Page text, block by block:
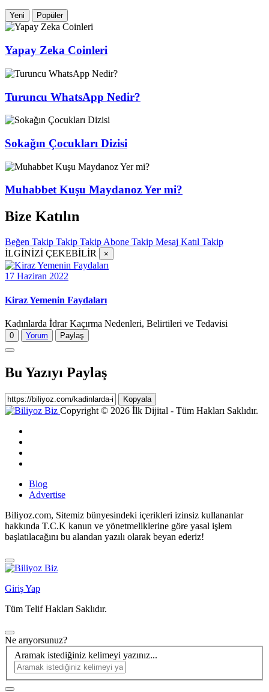
Yeni Popüler
Yapay Zeka Coinleri
Turuncu WhatsApp Nedir?
Sokağın Çocukları Dizisi
Muhabbet Kuşu Maydanoz Yer mi?
Bize Katılın
Beğen Takip Takip Takip Abone Takip Mesaj Katıl Takip
İLGİNİZİ ÇEKEBİLİR
×
17 Haziran 2022
Kiraz Yemenin Faydaları
Kadınlarda İdrar Kaçırma Nedenleri, Belirtileri ve Tedavisi
0 Yorum Paylaş
Bu Yazıyı Paylaş
Kopyala
Copyright © 2026 İlk Dijital - Tüm Hakları Saklıdır.
Blog
Advertise
Biliyoz.com, Sitemiz bünyesindeki içerikleri izinsiz kullananlar
hakkında T.C.K kanun ve yönetmeliklerine göre yasal işlem
başlatılacağını bu alandan yazılı olarak beyan ederiz!
Giriş Yap
Tüm Telif Hakları Saklıdır.
Ne arıyorsunuz?
Aramak istediğiniz kelimeyi yazınız...